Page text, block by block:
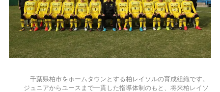
千葉県柏市をホームタウンとする柏レイソルの育成組織です。
ジュニアからユースまで一貫した指導体制のもと、将来柏レイソ